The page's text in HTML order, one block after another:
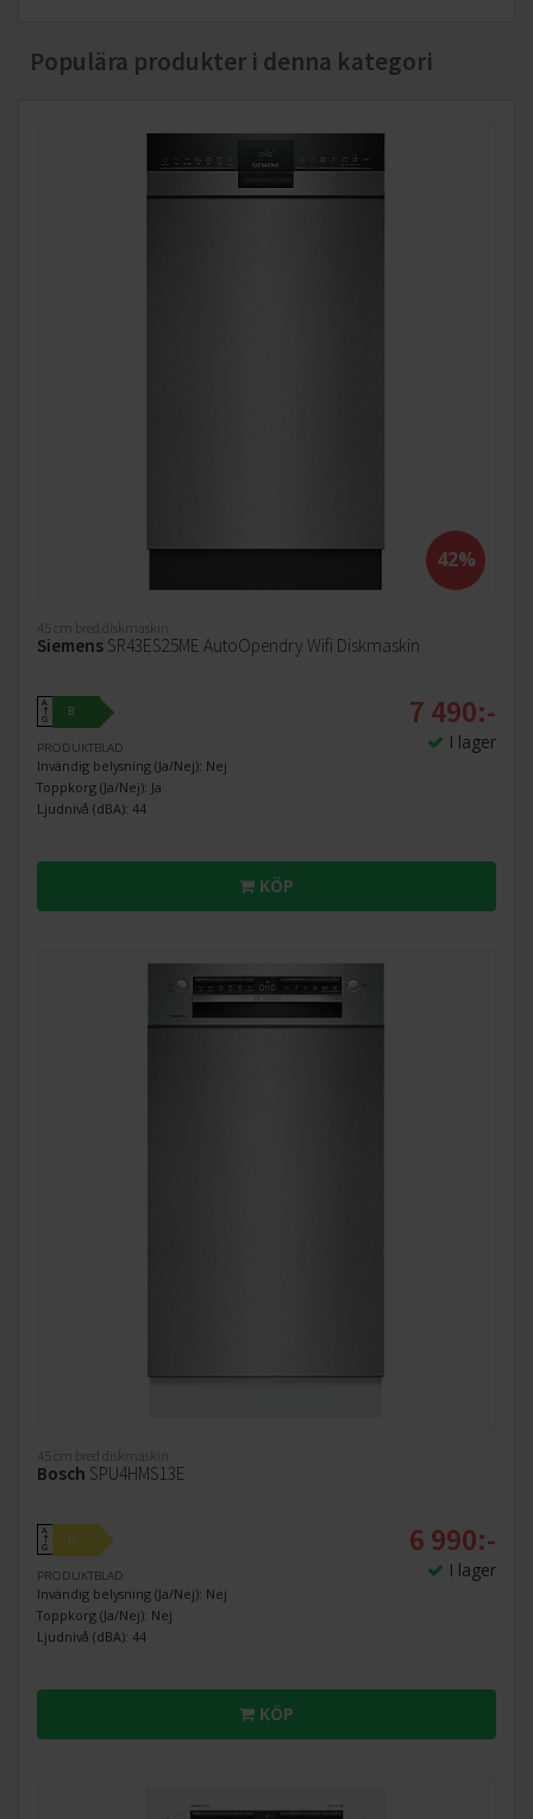
Populära produkter i denna kategori
42%
45 cm bred diskmaskin
Siemens SR43ES25ME AutoOpendry Wifi Diskmaskin
A
↑
G
B
PRODUKTBLAD
Invändig belysning (Ja/Nej): Nej
Toppkorg (Ja/Nej): Ja
Ljudnivå (dBA): 44
7 490:-
I lager
KÖP
45 cm bred diskmaskin
Bosch SPU4HMS13E
A
↑
G
D
PRODUKTBLAD
Invändig belysning (Ja/Nej): Nej
Toppkorg (Ja/Nej): Nej
Ljudnivå (dBA): 44
6 990:-
I lager
KÖP